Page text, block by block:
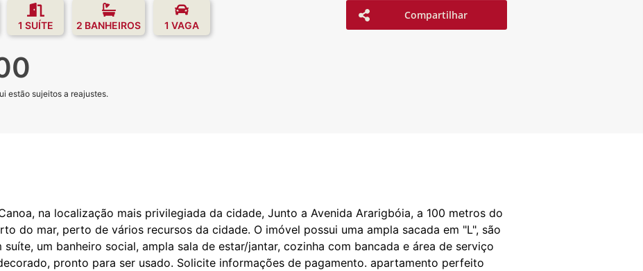
1 SUÍTE 2 BANHEIROS 1 VAGA
estão sujeitos a reajustes.
Compartilhar
na localização mais privilegiada da cidade, Junto a Avenida Ararigbóia, a 100 metros do
do mar, perto de vários recursos da cidade. O imóvel possui uma ampla sacada em "L", são
um banheiro social, ampla sala de estar/jantar, cozinha com bancada e área de serviço
pronto para ser usado. Solicite informações de pagamento. apartamento perfeito